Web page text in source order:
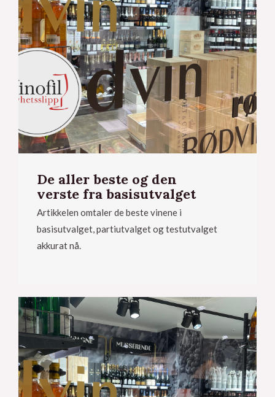
De aller beste og den
verste fra basisutvalget
Artikkelen omtaler de beste vinene i
basisutvalget, partiutvalget og testutvalget
akkurat nå.